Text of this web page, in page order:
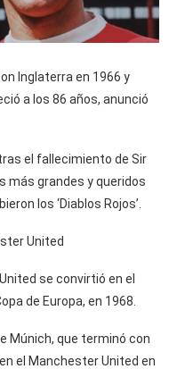
Inglaterra en 1966 y
a los 86 años, anunció
el fallecimiento de Sir
más grandes y queridos
los ‘Diablos Rojos’.
United
se convirtió en el
de Europa, en 1968.
Múnich, que terminó con
el Manchester United en